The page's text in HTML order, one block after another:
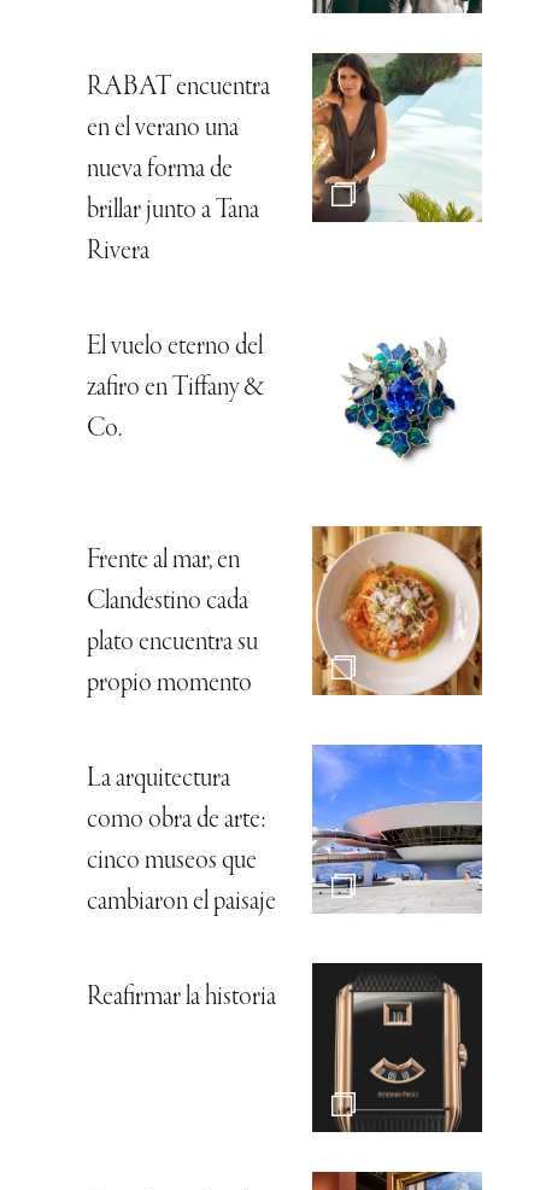
RABAT encuentra
en el verano una
nueva forma de
brillar junto a Tana
Rivera
El vuelo eterno del
zafiro en Tiffany &
Co.
Frente al mar, en
Clandestino cada
plato encuentra su
propio momento
La arquitectura
como obra de arte:
cinco museos que
cambiaron el paisaje
Reafirmar la historia